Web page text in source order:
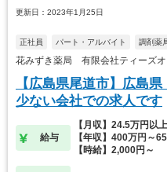
更新日：2023年1月25日
正社員 パート・アルバイト 調剤薬
花みずき薬局 有限会社ティーズオ
【広島県尾道市】広島
少ない会社での求人です
給与
【月収】24.5万円以上
【年収】400万円～
【時給】2,000円～